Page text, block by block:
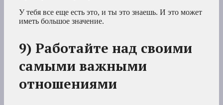
У тебя все еще есть это, и ты это знаешь. И это может
иметь большое значение.
9) Работайте над своими
самыми важными
отношениями